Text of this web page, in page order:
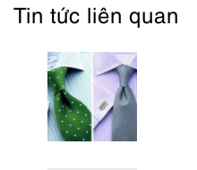
Tin tức liên quan